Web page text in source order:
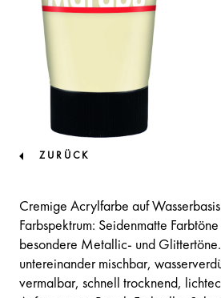
ZURÜCK
Cremige Acrylfarbe auf
Farbspektrum: Seidenmatte
besondere Metallic- und Glittertöne.
untereinander mischbar,
vermalbar, schnell trocknend,